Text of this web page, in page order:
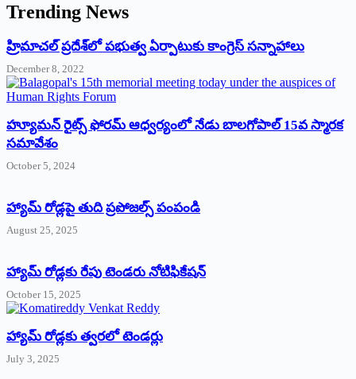
Trending News
‌హ్రిమాచల్‌ ‌ప్రదేశ్‌లో పభుత్వ ఏర్పాటుకు కాంగ్రెస్‌ ‌సన్నాహాలు
December 8, 2022
హ్యూమన్‌ రైట్స్‌ ఫోరమ్‌ ఆధ్వర్యంలో నేడు బాలగోపాల్‌ 15వ స్మారక
సమావేశం
October 5, 2024
హ్యామ్‌ రోడ్లపై తుది ప్రపోజల్స్‌ పంపండి
August 25, 2025
హ్యామ్‌ రోడ్లకు రేపు టెండరు నోటిఫికేషన్‌
October 15, 2025
హ్యామ్‌ రోడ్లకు త్వరలో టెండర్లు
July 3, 2025